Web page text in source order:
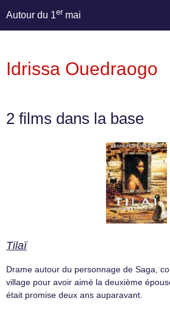
Autour du 1er mai
Idrissa Ouedraogo
2 films dans la base
Tilaï
Drame autour du personnage de Saga,
village pour avoir aimé la deuxième
était promise deux ans auparavant.